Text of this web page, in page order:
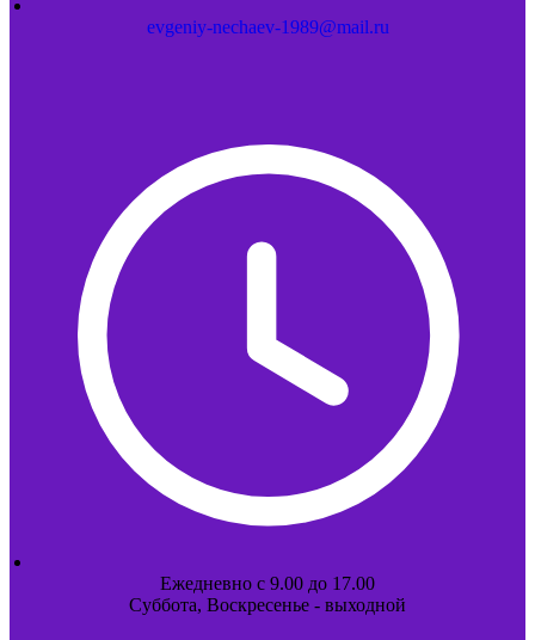
evgeniy-nechaev-1989@mail.ru
Ежедневно с 9.00 до 17.00
Суббота, Воскресенье - выходной